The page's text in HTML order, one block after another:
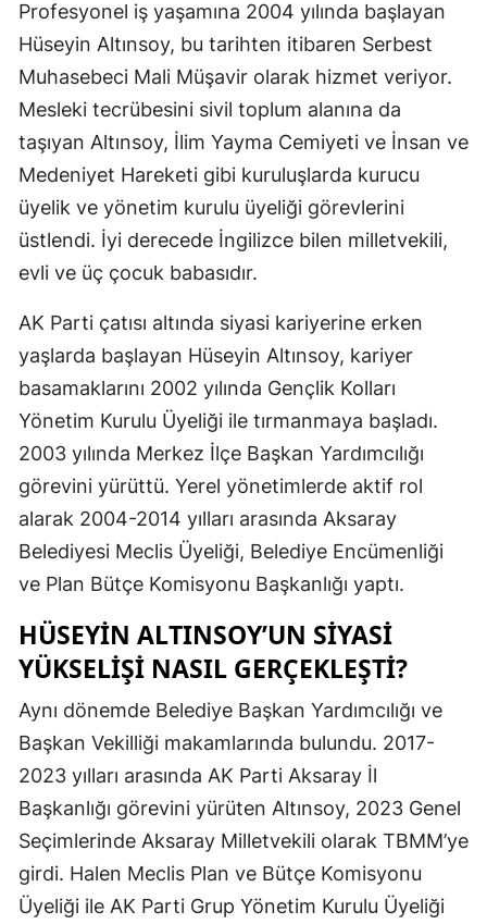
Kayseri
Kırklareli
Kocaeli
Konya
Manisa
Mardin
Muğla
Ordu
Rize
Sakarya
Samsun
Siirt
Sinop
Profesyonel iş yaşamına 2004 yılında başlayan
Hüseyin Altınsoy, bu tarihten itibaren Serbest
Muhasebeci Mali Müşavir olarak hizmet veriyor.
Mesleki tecrübesini sivil toplum alanına da
taşıyan Altınsoy, İlim Yayma Cemiyeti ve İnsan ve
Medeniyet Hareketi gibi kuruluşlarda kurucu
üyelik ve yönetim kurulu üyeliği görevlerini
üstlendi. İyi derecede İngilizce bilen milletvekili,
evli ve üç çocuk babasıdır.
AK Parti çatısı altında siyasi kariyerine erken
yaşlarda başlayan Hüseyin Altınsoy, kariyer
basamaklarını 2002 yılında Gençlik Kolları
Yönetim Kurulu Üyeliği ile tırmanmaya başladı.
2003 yılında Merkez İlçe Başkan Yardımcılığı
görevini yürüttü. Yerel yönetimlerde aktif rol
alarak 2004-2014 yılları arasında Aksaray
Belediyesi Meclis Üyeliği, Belediye Encümenliği
ve Plan Bütçe Komisyonu Başkanlığı yaptı.
HÜSEYIN ALTINSOY’UN SIYASI
YÜKSELIŞI NASIL GERÇEKLEŞTI?
Aynı dönemde Belediye Başkan Yardımcılığı ve
Başkan Vekilliği makamlarında bulundu. 2017-
2023 yılları arasında AK Parti Aksaray İl
Başkanlığı görevini yürüten Altınsoy, 2023 Genel
Seçimlerinde Aksaray Milletvekili olarak TBMM’ye
girdi. Halen Meclis Plan ve Bütçe Komisyonu
Üyeliği ile AK Parti Grup Yönetim Kurulu Üyeliği